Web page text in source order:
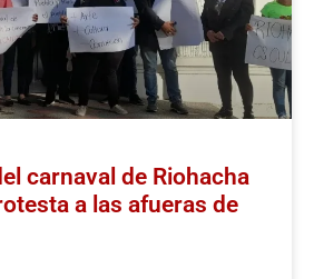
carnaval de Riohacha
a las afueras de